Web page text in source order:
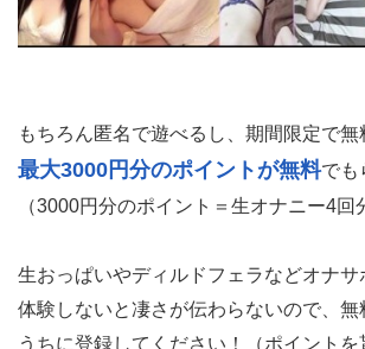
もちろん匿名で遊べるし、期間限定で無
最大3000円分のポイントが無料でも
（3000円分のポイント＝生オナニー4回
生おっぱいやディルドフェラなどオナサ
体験しないと凄さが伝わらないので、
うちに登録してください！（ポイント